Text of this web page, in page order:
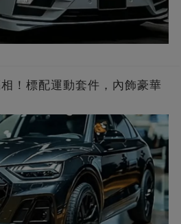
相！標配運動套件，內飾豪華